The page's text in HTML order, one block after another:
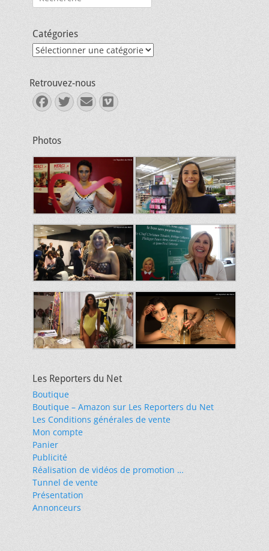
Catégories
Catégories
Retrouvez-nous
Facebook
Twitter
E-
mail
Vimeo
Photos
Les Reporters du Net
Boutique
Boutique – Amazon sur Les Reporters du Net
Les Conditions générales de vente
Mon compte
Panier
Publicité
Réalisation de vidéos de promotion …
Tunnel de vente
Présentation
Annonceurs